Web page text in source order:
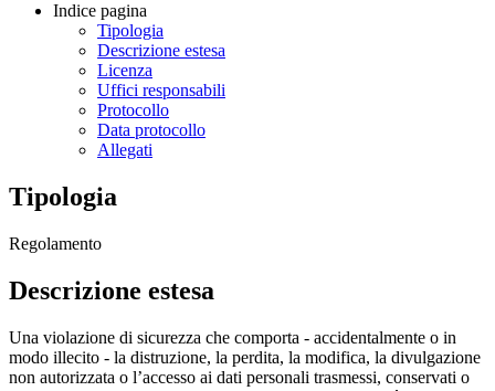
Indice pagina
Tipologia
Descrizione estesa
Licenza
Uffici responsabili
Protocollo
Data protocollo
Allegati
Tipologia
Regolamento
Descrizione estesa
Una violazione di sicurezza che comporta - accidentalmente o in
modo illecito - la distruzione, la perdita, la modifica, la divulgazione
non autorizzata o l’accesso ai dati personali trasmessi, conservati o